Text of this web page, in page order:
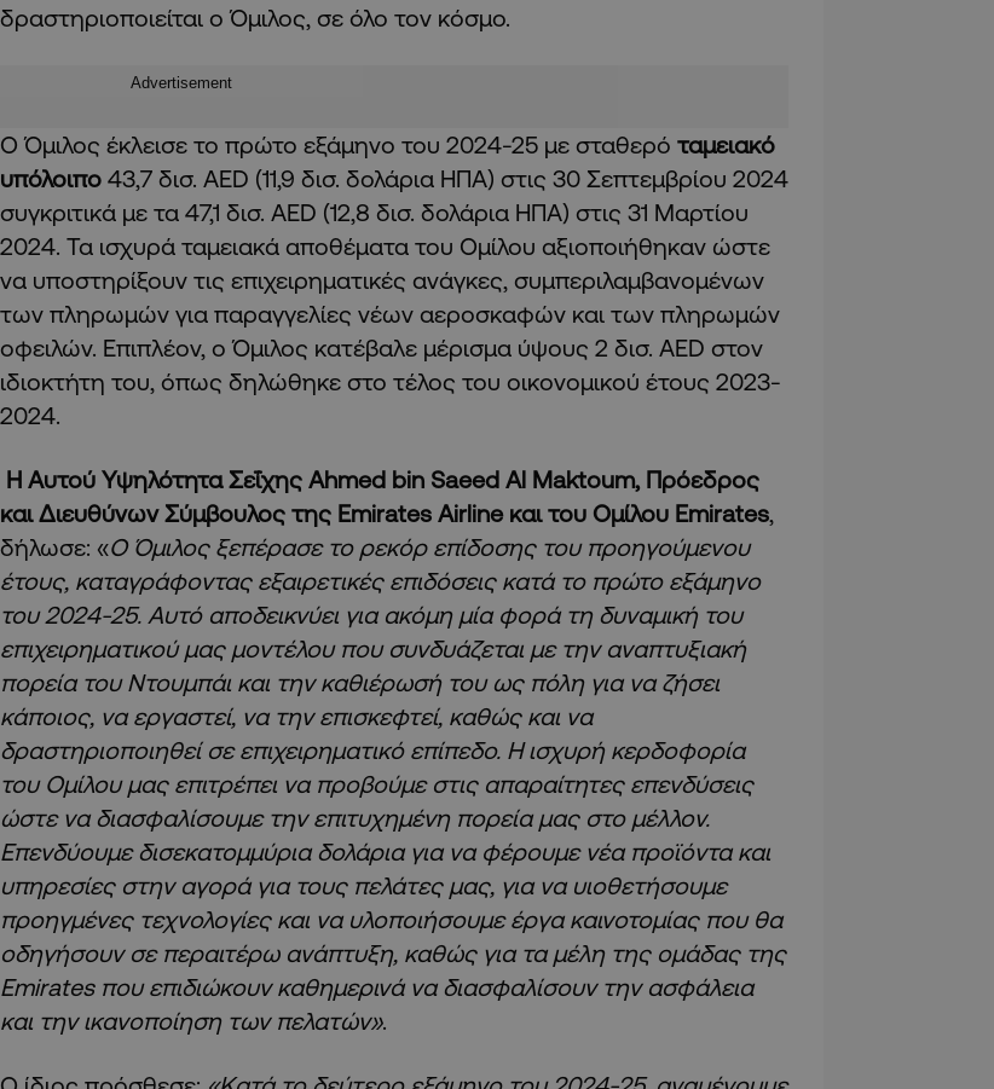
δραστηριοποιείται ο Όμιλος, σε όλο τον κόσμο.
Advertisement
Ο Όμιλος έκλεισε το πρώτο εξάμηνο του 2024-25 με σταθερό ταμειακό
υπόλοιπο 43,7 δισ. AED (11,9 δισ. δολάρια ΗΠΑ) στις 30 Σεπτεμβρίου 2024
συγκριτικά με τα 47,1 δισ. AED (12,8 δισ. δολάρια ΗΠΑ) στις 31 Μαρτίου
2024. Τα ισχυρά ταμειακά αποθέματα του Ομίλου αξιοποιήθηκαν ώστε
να υποστηρίξουν τις επιχειρηματικές ανάγκες, συμπεριλαμβανομένων
των πληρωμών για παραγγελίες νέων αεροσκαφών και των πληρωμών
οφειλών. Επιπλέον, ο Όμιλος κατέβαλε μέρισμα ύψους 2 δισ. AED στον
ιδιοκτήτη του, όπως δηλώθηκε στο τέλος του οικονομικού έτους 2023-
2024.
Η Αυτού Υψηλότητα Σεΐχης Ahmed bin Saeed Al Maktoum, Πρόεδρος
και Διευθύνων Σύμβουλος της Emirates Airline και του Ομίλου Emirates,
δήλωσε: «Ο Όμιλος ξεπέρασε το ρεκόρ επίδοσης του προηγούμενου
έτους, καταγράφοντας εξαιρετικές επιδόσεις κατά το πρώτο εξάμηνο
του 2024-25. Αυτό αποδεικνύει για ακόμη μία φορά τη δυναμική του
επιχειρηματικού μας μοντέλου που συνδυάζεται με την αναπτυξιακή
πορεία του Ντουμπάι και την καθιέρωσή του ως πόλη για να ζήσει
κάποιος, να εργαστεί, να την επισκεφτεί, καθώς και να
δραστηριοποιηθεί σε επιχειρηματικό επίπεδο. Η ισχυρή κερδοφορία
του Ομίλου μας επιτρέπει να προβούμε στις απαραίτητες επενδύσεις
ώστε να διασφαλίσουμε την επιτυχημένη πορεία μας στο μέλλον.
Επενδύουμε δισεκατομμύρια δολάρια για να φέρουμε νέα προϊόντα και
υπηρεσίες στην αγορά για τους πελάτες μας, για να υιοθετήσουμε
προηγμένες τεχνολογίες και να υλοποιήσουμε έργα καινοτομίας που θα
οδηγήσουν σε περαιτέρω ανάπτυξη, καθώς για τα μέλη της ομάδας της
Emirates που επιδιώκουν καθημερινά να διασφαλίσουν την ασφάλεια
και την ικανοποίηση των πελατών».